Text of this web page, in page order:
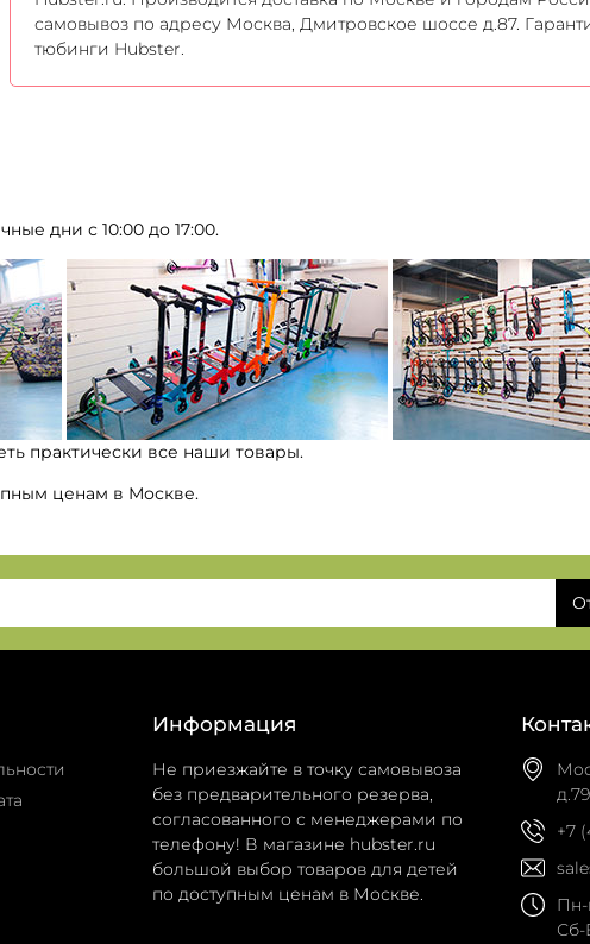
самовывоз по адресу Москва, Дмитровское шоссе д.87.
тюбинги Hubster.
дни с 10:00 до 17:00.
практически все наши товары.
ценам в Москве.
Информация
Не приезжайте в точку самовывоза
без предварительного резерва,
согласованного с менеджерами по
телефону! В магазине hubster.ru
большой выбор товаров для детей
по доступным ценам в Москве.
д.79
+7
Пн-
Сб-